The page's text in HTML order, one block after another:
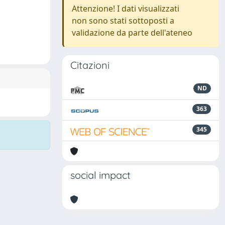
Attenzione! I dati visualizzati
non sono stati sottoposti a
validazione da parte dell'ateneo
Citazioni
ND
363
345
social impact